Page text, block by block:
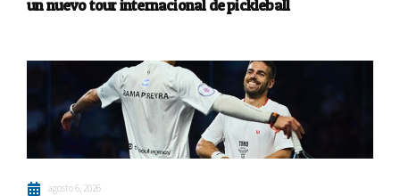
un nuevo tour internacional de pickleball
agosto 6, 2026